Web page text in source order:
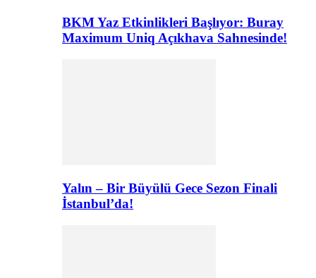
BKM Yaz Etkinlikleri Başlıyor: Buray
Maximum Uniq Açıkhava Sahnesinde!
Yalın – Bir Büyülü Gece Sezon Finali
İstanbul’da!